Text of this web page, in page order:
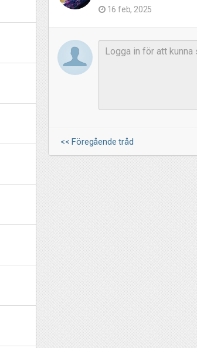
16 feb, 2025
<< Föregående tråd